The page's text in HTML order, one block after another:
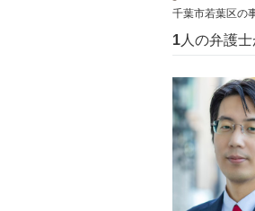
千葉市若葉区の
1 人の弁護